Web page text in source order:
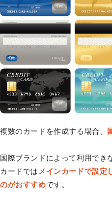
複数のカードを作成する場合、
国際ブランドによって利用でき
カードではメインカードで設定
のがおすすめです。